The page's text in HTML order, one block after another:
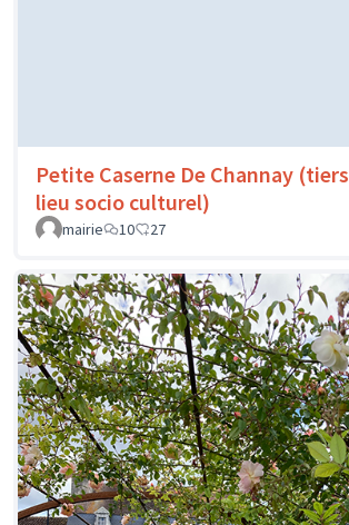
Petite Caserne De Channay (tiers
lieu socio culturel)
mairie
10 27